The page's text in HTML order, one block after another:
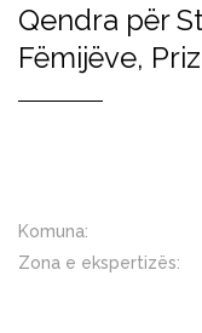
Qendra për
Fëmijëve,
Komuna:
Zona e ekspertizës: